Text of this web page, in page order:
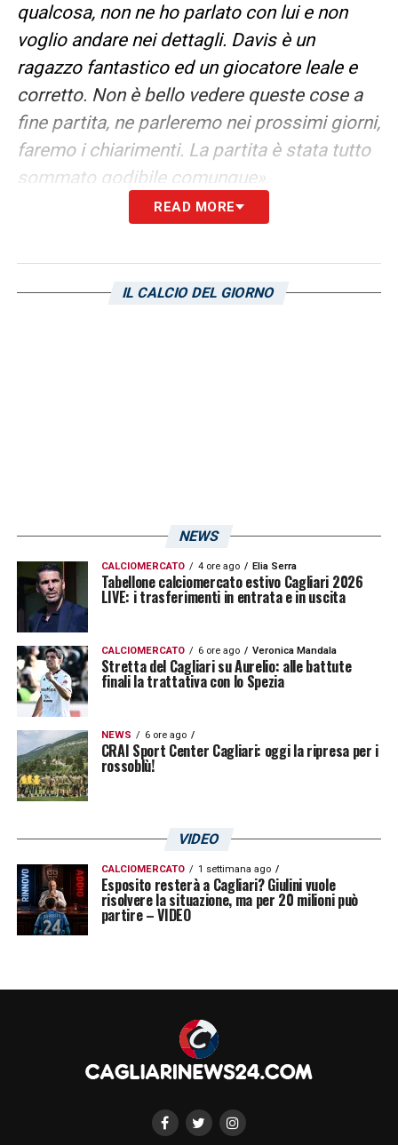
qualcosa, non ne ho parlato con lui e non
voglio andare nei dettagli. Davis è un
ragazzo fantastico ed un giocatore leale e
corretto. Non è bello vedere queste cose a
fine partita, ne parleremo nei prossimi giorni,
faremo i chiarimenti. La partita è stata tutto
sommato godibile comunque».
UN ALTRO ANNO DI CONTRATTO –
Giochiamo queste ultime due gare e
LA PLAYLIST DELLE NOSTRE TOP NEWS
READ MORE
IL CALCIO DEL GIORNO
NEWS
CALCIOMERCATO 4 ore ago Elia Serra
Tabellone calciomercato estivo Cagliari 2026
LIVE: i trasferimenti in entrata e in uscita
CALCIOMERCATO 6 ore ago Veronica Mandala
Stretta del Cagliari su Aurelio: alle battute
finali la trattativa con lo Spezia
NEWS 6 ore ago
CRAI Sport Center Cagliari: oggi la ripresa per i
rossoblù!
VIDEO
CALCIOMERCATO 1 settimana ago
Esposito resterà a Cagliari? Giulini vuole
risolvere la situazione, ma per 20 milioni può
partire – VIDEO